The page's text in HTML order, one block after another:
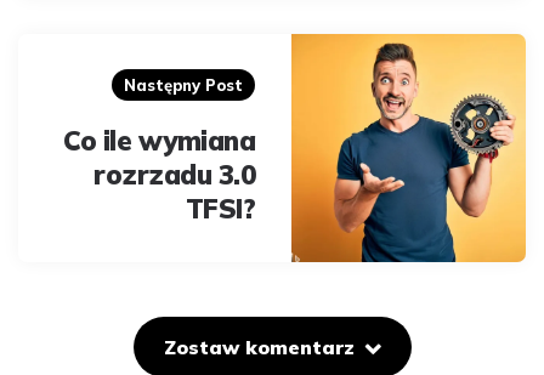
Następny Post
Co ile wymiana
rozrzadu 3.0
TFSI?
Zostaw komentarz